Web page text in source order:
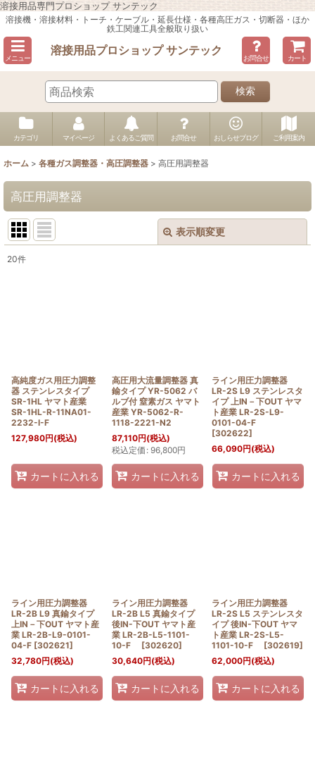
溶接用品専門プロショップ サンテック
溶接機・溶接材料・トーチ・ケーブル・延長仕様・各種高圧ガス・切断器・ほか
鉄工関連工具全般取り扱い
メニュー
溶接用品プロショップ サンテック
お問合せ カート
検索
カテゴリ マイページ よくあるご質問 お問合せ おしらせブログ ご利用案内
ホーム > 各種ガス調整器・高圧調整器 > 高圧用調整器
高圧用調整器
表示順変更
20件
高純度ガス用圧力調整
器 ステンレスタイプ
SR-1HL ヤマト産業
SR-1HL-R-11NA01-
2232-I-F
127,980円(税込)
カートに入れる
高圧用大流量調整器 真
鍮タイプ YR-5062 バ
ルブ付 窒素ガス ヤマト
産業 YR-5062-R-
1118-2221-N2
87,110円(税込)
税込定価 : 96,800円
カートに入れる
ライン用圧力調整器
LR-2S L9 ステンレスタ
イプ 上IN－下OUT ヤマ
ト産業 LR-2S-L9-
0101-04-F
[302622]
66,090円(税込)
カートに入れる
ライン用圧力調整器
LR-2B L9 真鍮タイプ
上IN－下OUT ヤマト産
業 LR-2B-L9-0101-
04-F [302621]
32,780円(税込)
カートに入れる
ライン用圧力調整器
LR-2B L5 真鍮タイプ
後IN-下OUT ヤマト産
業 LR-2B-L5-1101-
10-F
[302620]
30,640円(税込)
カートに入れる
ライン用圧力調整器
LR-2S L5 ステンレスタ
イプ 後IN-下OUT ヤマ
ト産業 LR-2S-L5-
1101-10-F
[302619]
62,000円(税込)
カートに入れる